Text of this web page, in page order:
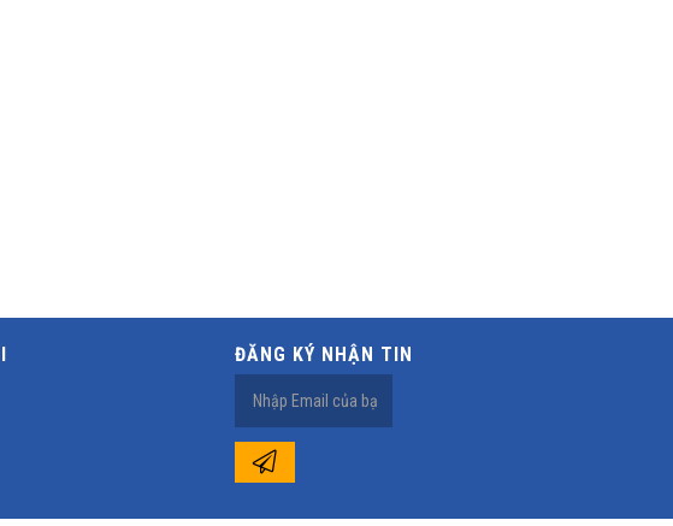
ĐĂNG KÝ NHẬN TIN